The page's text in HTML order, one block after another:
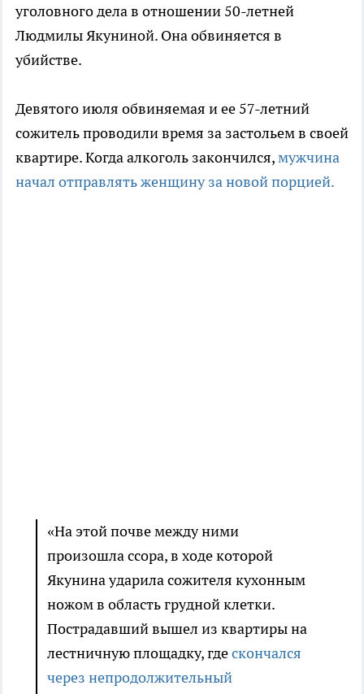
уголовного дела в отношении 50-летней
Людмилы Якуниной. Она обвиняется в
убийстве.
Девятого июля обвиняемая и ее 57-летний
сожитель проводили время за застольем в своей
квартире. Когда алкоголь закончился,мужчина
начал отправлять женщину за новой порцией.
«На этой почве между ними
произошла ссора, в ходе которой
Якунина ударила сожителя кухонным
ножом в область грудной клетки.
Пострадавший вышел из квартиры на
лестничную площадку, гдескончался
через непродолжительный